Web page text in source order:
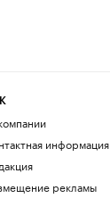
информация
рекламы